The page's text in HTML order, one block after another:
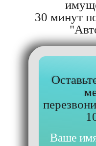
30 минут
Ваше